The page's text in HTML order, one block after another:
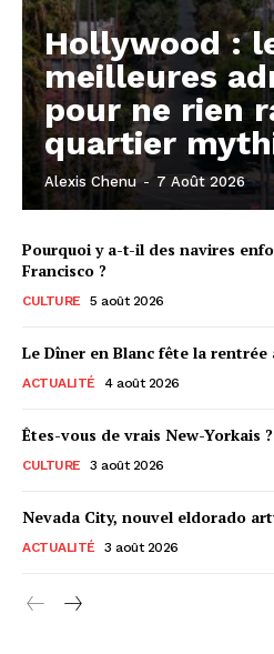
Hollywood :
meilleures
pour ne rien
quartier
Alexis Chenu - 7 Août 2026
Pourquoi y a-t-il des navires
Francisco ?
CULTURE 5 août 2026
Le Dîner en Blanc fête la rentrée
ACTUALITÉ 4 août 2026
Êtes-vous de vrais New-Yorkais ?
CULTURE 3 août 2026
Nevada City, nouvel eldorado
ACTUALITÉ 3 août 2026